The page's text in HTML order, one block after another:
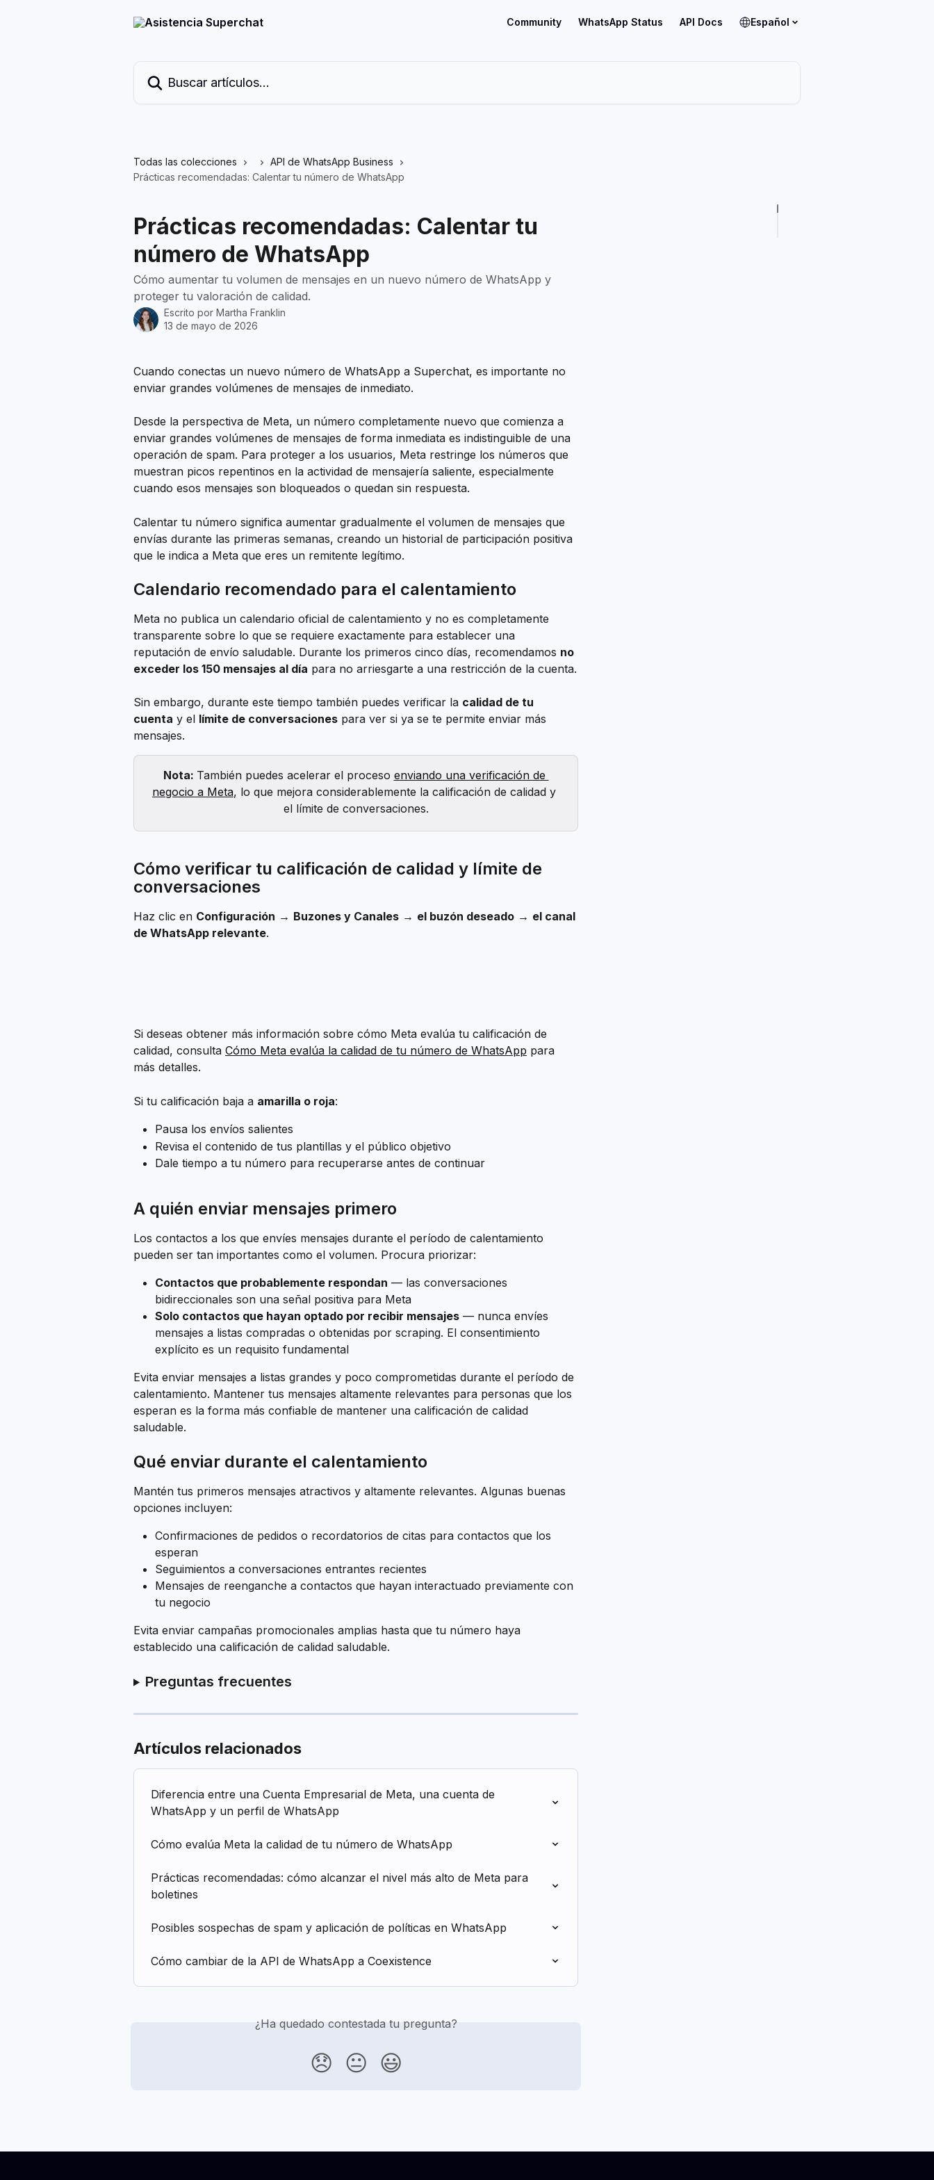
Community WhatsApp Status API Docs Español
Todas las colecciones
API de WhatsApp Business
Prácticas recomendadas: Calentar tu número de WhatsApp
Prácticas recomendadas: Calentar tu
número de WhatsApp
Cómo aumentar tu volumen de mensajes en un nuevo número de WhatsApp y
proteger tu valoración de calidad.
Escrito por Martha Franklin
13 de mayo de 2026
Cuando conectas un nuevo número de WhatsApp a Superchat, es importante no
enviar grandes volúmenes de mensajes de inmediato.
Desde la perspectiva de Meta, un número completamente nuevo que comienza a
enviar grandes volúmenes de mensajes de forma inmediata es indistinguible de una
operación de spam. Para proteger a los usuarios, Meta restringe los números que
muestran picos repentinos en la actividad de mensajería saliente, especialmente
cuando esos mensajes son bloqueados o quedan sin respuesta.
Calentar tu número significa aumentar gradualmente el volumen de mensajes que
envías durante las primeras semanas, creando un historial de participación positiva
que le indica a Meta que eres un remitente legítimo.
Calendario recomendado para el calentamiento
Meta no publica un calendario oficial de calentamiento y no es completamente
transparente sobre lo que se requiere exactamente para establecer una
reputación de envío saludable. Durante los primeros cinco días, recomendamos no
exceder los 150 mensajes al día para no arriesgarte a una restricción de la cuenta.
Sin embargo, durante este tiempo también puedes verificar la calidad de tu
cuenta y el límite de conversaciones para ver si ya se te permite enviar más
mensajes.
Nota: También puedes acelerar el proceso enviando una verificación de
negocio a Meta, lo que mejora considerablemente la calificación de calidad y
el límite de conversaciones.
Cómo verificar tu calificación de calidad y límite de
conversaciones
Haz clic en Configuración → Buzones y Canales → el buzón deseado → el canal
de WhatsApp relevante.
Si deseas obtener más información sobre cómo Meta evalúa tu calificación de
calidad, consulta Cómo Meta evalúa la calidad de tu número de WhatsApp para
más detalles.
Si tu calificación baja a amarilla o roja:
Pausa los envíos salientes
Revisa el contenido de tus plantillas y el público objetivo
Dale tiempo a tu número para recuperarse antes de continuar
A quién enviar mensajes primero
Los contactos a los que envíes mensajes durante el período de calentamiento
pueden ser tan importantes como el volumen. Procura priorizar:
Contactos que probablemente respondan — las conversaciones
bidireccionales son una señal positiva para Meta
Solo contactos que hayan optado por recibir mensajes — nunca envíes
mensajes a listas compradas o obtenidas por scraping. El consentimiento
explícito es un requisito fundamental
Evita enviar mensajes a listas grandes y poco comprometidas durante el período de
calentamiento. Mantener tus mensajes altamente relevantes para personas que los
esperan es la forma más confiable de mantener una calificación de calidad
saludable.
Qué enviar durante el calentamiento
Mantén tus primeros mensajes atractivos y altamente relevantes. Algunas buenas
opciones incluyen:
Confirmaciones de pedidos o recordatorios de citas para contactos que los
esperan
Seguimientos a conversaciones entrantes recientes
Mensajes de reenganche a contactos que hayan interactuado previamente con
tu negocio
Evita enviar campañas promocionales amplias hasta que tu número haya
establecido una calificación de calidad saludable.
Preguntas frecuentes
Artículos relacionados
Diferencia entre una Cuenta Empresarial de Meta, una cuenta de
WhatsApp y un perfil de WhatsApp
Cómo evalúa Meta la calidad de tu número de WhatsApp
Prácticas recomendadas: cómo alcanzar el nivel más alto de Meta para
boletines
Posibles sospechas de spam y aplicación de políticas en WhatsApp
Cómo cambiar de la API de WhatsApp a Coexistence
¿Ha quedado contestada tu pregunta?
😞 😐 😃